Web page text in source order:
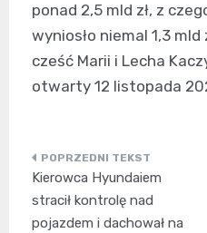
ponad 2,5 mld zł, z
wyniosło niemal 1,3 mld
cześć Marii i Lecha
otwarty 12 listopada
Nawigacja
wpisu
Kierowca Hyundaiem
stracił kontrolę nad
pojazdem i dachował na